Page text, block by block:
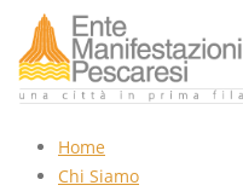
Home
Chi Siamo